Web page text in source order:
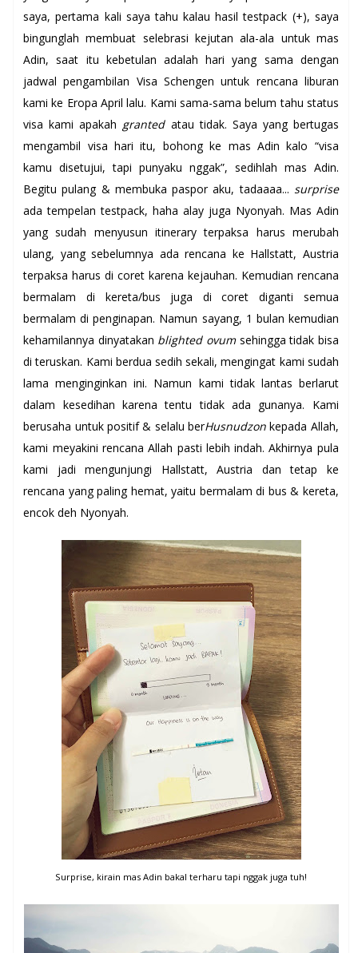
saya, pertama kali saya tahu kalau hasil testpack (+), saya
bingunglah membuat selebrasi kejutan ala-ala untuk mas
Adin, saat itu kebetulan adalah hari yang sama dengan
jadwal pengambilan Visa Schengen untuk rencana liburan
kami ke Eropa April lalu. Kami sama-sama belum tahu status
visa kami apakah grantedatau tidak. Saya yang bertugas
mengambil visa hari itu, bohong ke mas Adin kalo “visa
kamu disetujui, tapi punyaku nggak”, sedihlah mas Adin.
Begitu pulang & membuka paspor aku, tadaaaa... surprise
ada tempelan testpack, haha alay juga Nyonyah. Mas Adin
yang sudah menyusun itinerary terpaksa harus merubah
ulang, yang sebelumnya ada rencana ke Hallstatt, Austria
terpaksa harus di coret karena kejauhan. Kemudian rencana
bermalam di kereta/bus juga di coret diganti semua
bermalam di penginapan. Namun sayang, 1 bulan kemudian
kehamilannya dinyatakan blighted ovumsehingga tidak bisa
di teruskan. Kami berdua sedih sekali, mengingat kami sudah
lama menginginkan ini. Namun kami tidak lantas berlarut
dalam kesedihan karena tentu tidak ada gunanya. Kami
berusaha untuk positif & selalu berHusnudzon kepada Allah,
kami meyakini rencana Allah pasti lebih indah. Akhirnya pula
kami jadi mengunjungi Hallstatt, Austria dan tetap ke
rencana yang paling hemat, yaitu bermalam di bus & kereta,
encok deh Nyonyah.
Surprise, kirain mas Adin bakal terharu tapi nggak juga tuh!